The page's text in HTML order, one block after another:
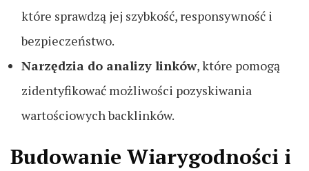
które sprawdzą jej szybkość, responsywność i
bezpieczeństwo.
Narzędzia do analizy linków, które pomogą
zidentyfikować możliwości pozyskiwania
wartościowych backlinków.
Budowanie Wiarygodności i